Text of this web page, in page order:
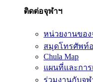
ติดต่อจุฬาฯ
หน่วยงานของ
สมุดโทรศัพท์
Chula Map
แผนที่และการ
ร่วมงานกับจุฬ